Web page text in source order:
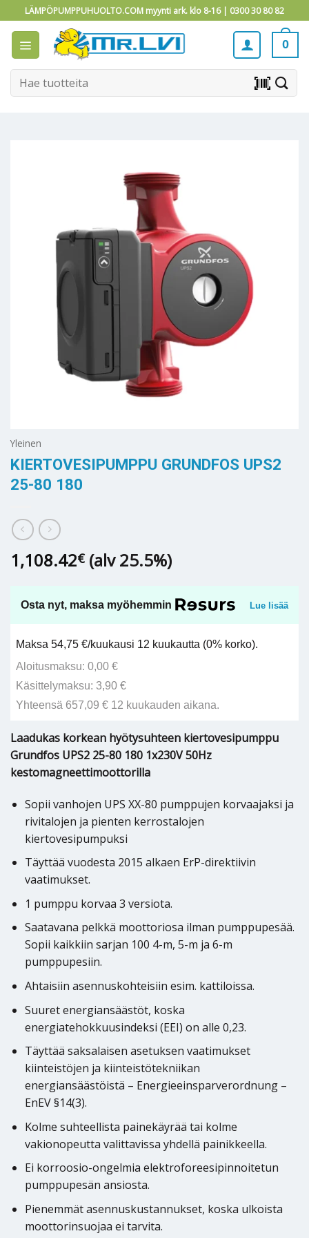
to
content
LÄMPÖPUMPPUHUOLTO.COM myynti ark. klo 8-16 | 0300 30 80 82
0
Etsi: barcode_scanner
Yleinen
KIERTOVESIPUMPPU GRUNDFOS UPS2
25-80 180
1,108.42€ (alv 25.5%)
Osta nyt, maksa myöhemmin Lue lisää
Maksa 54,75 €/kuukausi 12 kuukautta (0% korko).
Aloitusmaksu: 0,00 €
Käsittelymaksu: 3,90 €
Yhteensä 657,09 € 12 kuukauden aikana.
Laadukas korkean hyötysuhteen kiertovesipumppu
Grundfos UPS2 25-80 180 1x230V 50Hz
kestomagneettimoottorilla
Sopii vanhojen UPS XX-80 pumppujen korvaajaksi ja
rivitalojen ja pienten kerrostalojen
kiertovesipumpuksi
Täyttää vuodesta 2015 alkaen ErP-direktiivin
vaatimukset.
1 pumppu korvaa 3 versiota.
Saatavana pelkkä moottoriosa ilman pumppupesää.
Sopii kaikkiin sarjan 100 4-m, 5-m ja 6-m
pumppupesiin.
Ahtaisiin asennuskohteisiin esim. kattiloissa.
Suuret energiansäästöt, koska
energiatehokkuusindeksi (EEI) on alle 0,23.
Täyttää saksalaisen asetuksen vaatimukset
kiinteistöjen ja kiinteistötekniikan
energiansäästöistä – Energieeinsparverordnung –
EnEV §14(3).
Kolme suhteellista painekäyrää tai kolme
vakionopeutta valittavissa yhdellä painikkeella.
Ei korroosio-ongelmia elektroforeesipinnoitetun
pumppupesän ansiosta.
Pienemmät asennuskustannukset, koska ulkoista
moottorinsuojaa ei tarvita.